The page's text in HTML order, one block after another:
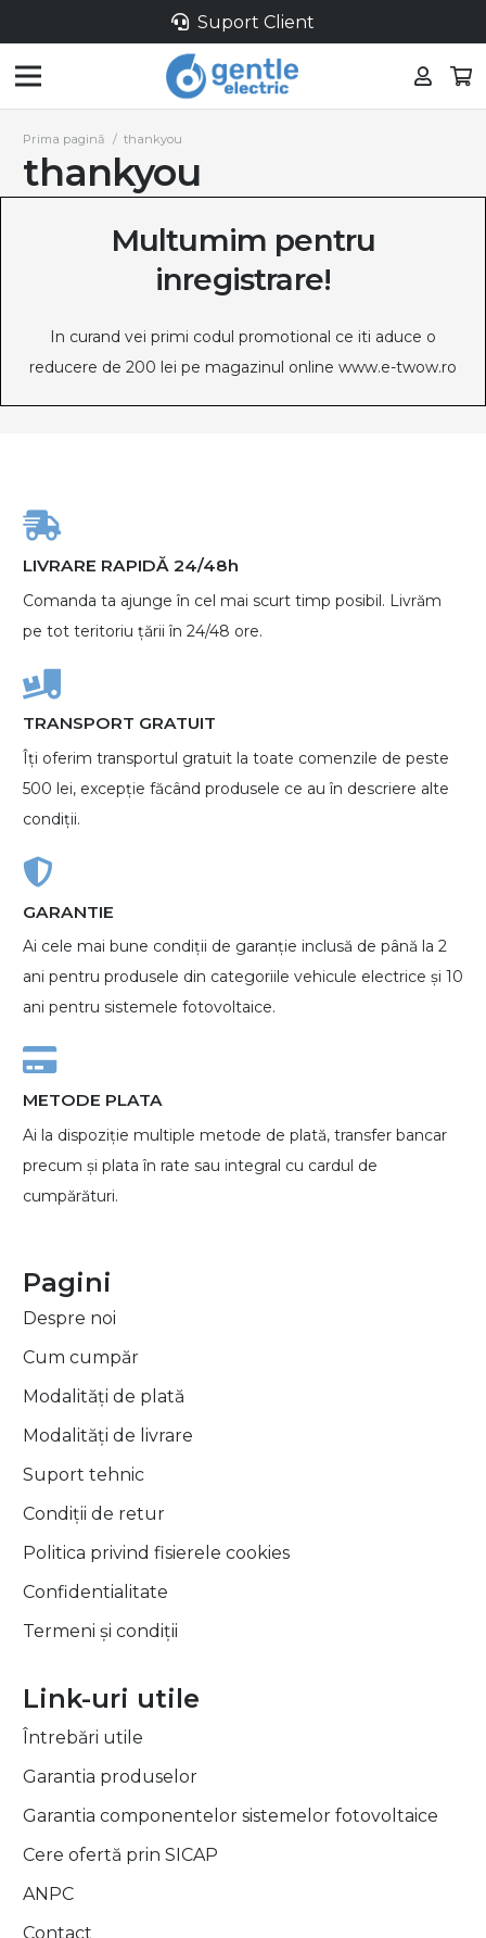
Suport Client
Prima pagină / thankyou
thankyou
Multumim pentru
inregistrare!
In curand vei primi codul promotional ce iti aduce o
reducere de 200 lei pe magazinul online www.e-twow.ro
LIVRARE RAPIDĂ 24/48h
Comanda ta ajunge în cel mai scurt timp posibil. Livrăm
pe tot teritoriu țării în 24/48 ore.
TRANSPORT GRATUIT
Îți oferim transportul gratuit la toate comenzile de peste
500 lei, excepție făcând produsele ce au în descriere alte
condiții.
GARANTIE
Ai cele mai bune condiții de garanție inclusă de până la 2
ani pentru produsele din categoriile vehicule electrice și 10
ani pentru sistemele fotovoltaice.
METODE PLATA
Ai la dispoziție multiple metode de plată, transfer bancar
precum și plata în rate sau integral cu cardul de
cumpărături.
Pagini
Despre noi
Cum cumpăr
Modalități de plată
Modalități de livrare
Suport tehnic
Condiții de retur
Politica privind fisierele cookies
Confidentialitate
Termeni și condiții
Link-uri utile
Întrebări utile
Garantia produselor
Garantia componentelor sistemelor fotovoltaice
Cere ofertă prin SICAP
ANPC
Contact